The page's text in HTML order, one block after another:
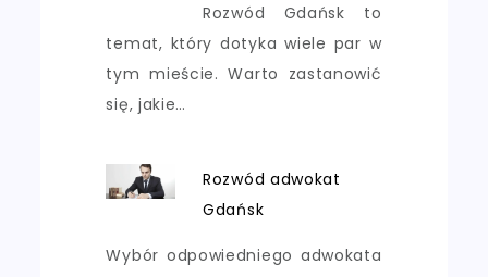
Rozwód Gdańsk to
temat, który dotyka wiele par w
tym mieście. Warto zastanowić
się, jakie…
Rozwód adwokat
Gdańsk
Wybór odpowiedniego adwokata